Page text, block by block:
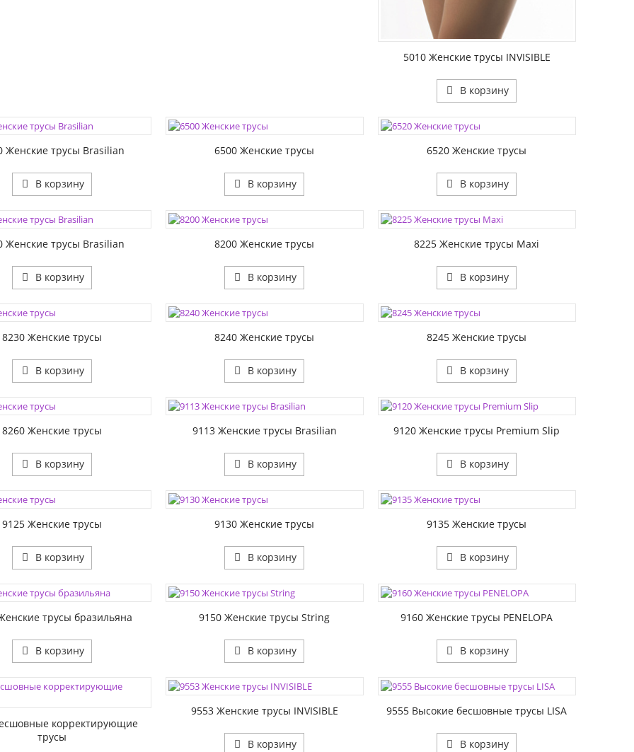
5010 Женские трусы INVISIBLE
В корзину
Женские трусы Brasilian
В корзину
РАЗМЕР1:
6500 Женские трусы
В корзину
РАЗМЕР1:
6520 Женские трусы
В корзину
Женские трусы Brasilian
В корзину
РАЗМЕР1:
8200 Женские трусы
В корзину
РАЗМЕР1:
8225 Женские трусы Maxi
В корзину
8230 Женские трусы
В корзину
РАЗМЕР1:
8240 Женские трусы
В корзину
РАЗМЕР1:
8245 Женские трусы
В корзину
8260 Женские трусы
В корзину
РАЗМЕР1:
9113 Женские трусы Brasilian
В корзину
РАЗМЕР1:
9120 Женские трусы Premium Slip
В корзину
9125 Женские трусы
В корзину
РАЗМЕР1:
9130 Женские трусы
В корзину
РАЗМЕР1:
9135 Женские трусы
В корзину
трусы бразильяна
В корзину
РАЗМЕР1:
9150 Женские трусы String
В корзину
РАЗМЕР1:
9160 Женские трусы PENELOPA
В корзину
корректирующие
трусы
РАЗМЕР1:
9553 Женские трусы INVISIBLE
В корзину
РАЗМЕР1:
9555 Высокие бесшовные трусы LISA
В корзину